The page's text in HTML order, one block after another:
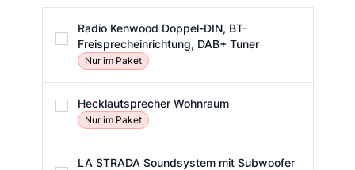
Radio Kenwood Doppel-DIN, BT-
Freisprecheinrichtung, DAB+ Tuner
Nur im Paket
Hecklautsprecher Wohnraum
Nur im Paket
LA STRADA Soundsystem mit Subwoofer